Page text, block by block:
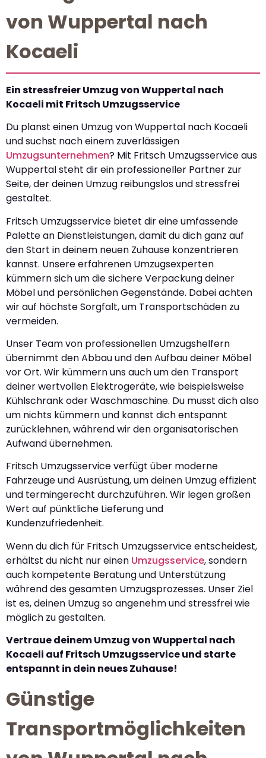
von Wuppertal nach
Kocaeli
Ein stressfreier Umzug von Wuppertal nach
Kocaeli mit Fritsch Umzugsservice
Du planst einen Umzug von Wuppertal nach Kocaeli
und suchst nach einem zuverlässigen
Umzugsunternehmen? Mit Fritsch Umzugsservice aus
Wuppertal steht dir ein professioneller Partner zur
Seite, der deinen Umzug reibungslos und stressfrei
gestaltet.
Fritsch Umzugsservice bietet dir eine umfassende
Palette an Dienstleistungen, damit du dich ganz auf
den Start in deinem neuen Zuhause konzentrieren
kannst. Unsere erfahrenen Umzugsexperten
kümmern sich um die sichere Verpackung deiner
Möbel und persönlichen Gegenstände. Dabei achten
wir auf höchste Sorgfalt, um Transportschäden zu
vermeiden.
Unser Team von professionellen Umzugshelfern
übernimmt den Abbau und den Aufbau deiner Möbel
vor Ort. Wir kümmern uns auch um den Transport
deiner wertvollen Elektrogeräte, wie beispielsweise
Kühlschrank oder Waschmaschine. Du musst dich also
um nichts kümmern und kannst dich entspannt
zurücklehnen, während wir den organisatorischen
Aufwand übernehmen.
Fritsch Umzugsservice verfügt über moderne
Fahrzeuge und Ausrüstung, um deinen Umzug effizient
und termingerecht durchzuführen. Wir legen großen
Wert auf pünktliche Lieferung und
Kundenzufriedenheit.
Wenn du dich für Fritsch Umzugsservice entscheidest,
erhältst du nicht nur einen Umzugsservice, sondern
auch kompetente Beratung und Unterstützung
während des gesamten Umzugsprozesses. Unser Ziel
ist es, deinen Umzug so angenehm und stressfrei wie
möglich zu gestalten.
Vertraue deinem Umzug von Wuppertal nach
Kocaeli auf Fritsch Umzugsservice und starte
entspannt in dein neues Zuhause!
Günstige
Transportmöglichkeiten